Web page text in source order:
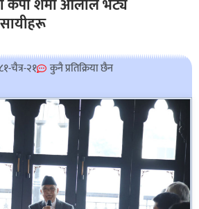
n
केपी शर्मा ओलीले भेट्य
चैत्र-२१ कुनै प्रतिक्रिया छैन